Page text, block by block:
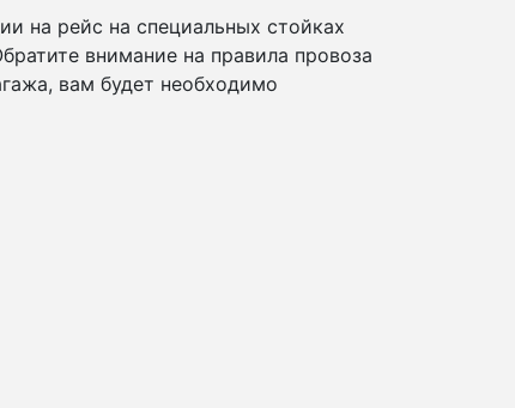
на рейс на специальных стойках
внимание на правила провоза
вам будет необходимо